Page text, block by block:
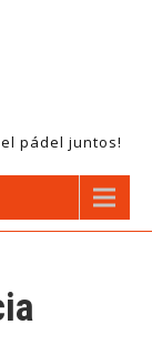
pádel juntos!